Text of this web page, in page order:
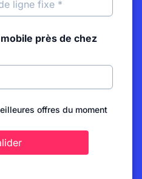
près de chez
offres du moment